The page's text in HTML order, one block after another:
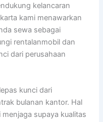
kelancaran
kami menawarkan
sewa sebagai
rentalanmobil dan
dari perusahaan
kunci dari
bulanan kantor. Hal
supaya kualitas